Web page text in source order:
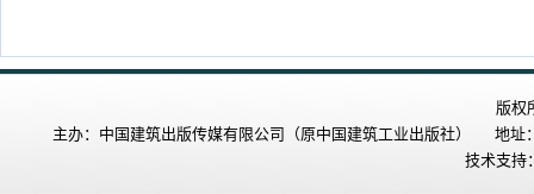
版权
主办：中国建筑出版传媒有限公司（原中国建筑工业出版社） 地
技术支持